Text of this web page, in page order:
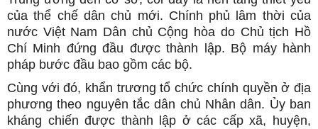
của thể chế dân chủ mới. Chính phủ lâm thời của
nước Việt Nam Dân chủ Cộng hòa do Chủ tịch Hồ
Chí Minh đứng đầu được thành lập. Bộ máy hành
pháp bước đầu bao gồm các bộ.
Cùng với đó, khẩn trương tổ chức chính quyền ở địa
phương theo nguyên tắc dân chủ Nhân dân. Ủy ban
kháng chiến được thành lập ở các cấp xã, huyện,